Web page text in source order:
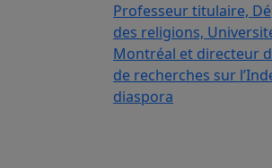
Professeur titulaire,
des religions,
Montréal et directeur
de recherches sur
diaspora